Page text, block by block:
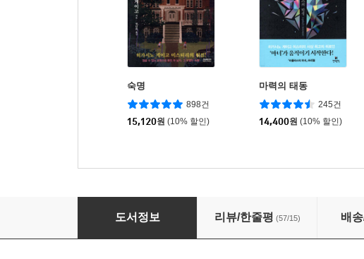
숙명
898건
15,120원 (10% 할인)
마력의 태동
245건
14,400원 (10% 할인)
솔로몬의 위증 1
도서정보 리뷰/한줄평 (57/15) 배